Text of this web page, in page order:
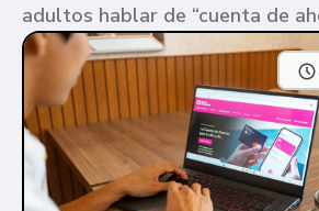
adultos hablar de “cuenta de
“cuenta corriente”. Ambas
parecen similares y puede ser
pero te contamos en qué
una y sus diferencias.